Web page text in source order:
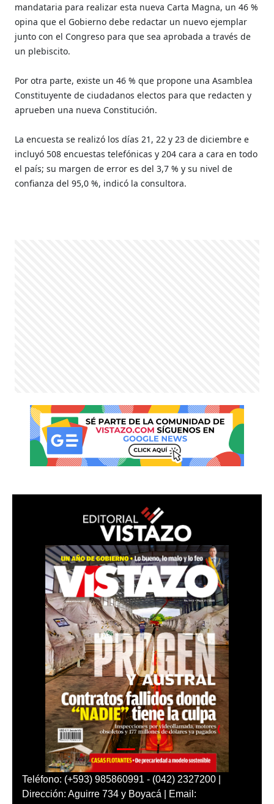
mandataria para realizar esta nueva Carta Magna, un 46 %
opina que el Gobierno debe redactar un nuevo ejemplar
junto con el Congreso para que sea aprobada a través de
un plebiscito.
Por otra parte, existe un 46 % que propone una Asamblea
Constituyente de ciudadanos electos para que redacten y
aprueben una nueva Constitución.
La encuesta se realizó los días 21, 22 y 23 de diciembre e
incluyó 508 encuestas telefónicas y 204 cara a cara en todo
el país; su margen de error es del 3,7 % y su nivel de
confianza del 95,0 %, indicó la consultora.
Teléfono: (+593) 985860991 - (042) 2327200 |
Dirección: Aguirre 734 y Boyacá | Email: